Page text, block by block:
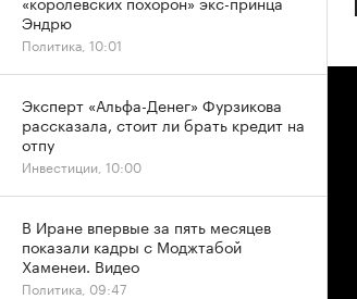
Эндрю
Политика, 10:01
Эксперт «Альфа-Денег» Фурзикова
рассказала, стоит ли брать кредит на
отпу
Инвестиции, 10:00
В Иране впервые за пять месяцев
показали кадры с Моджтабой
Хаменеи. Видео
Политика, 09:47